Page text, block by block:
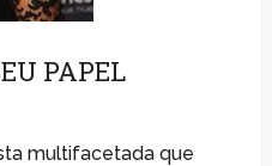
PAPEL
multifacetada que